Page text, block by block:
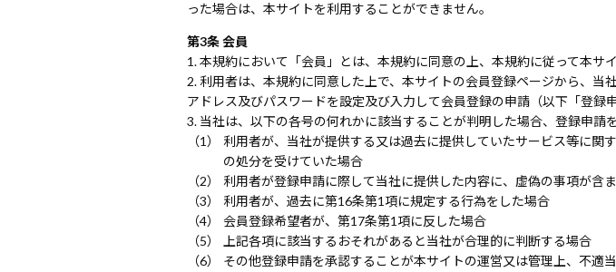
った場合は、本サイトを利用することができません。
第3条 会員
本規約において「会員」とは、本規約に同意の上、本規約に従って本サ
利用者は、本規約に同意した上で、本サイトの会員登録ページから、
アドレス及びパスワードを設定及び入力して会員登録の申請（以下「登録
当社は、以下の各号の何れかに該当することが判明した場合、登録申請
利用者が、当社が提供する又は過去に提供していたサービス等に関
の処分を受けていた場合
利用者が登録申請に際して当社に提供した内容に、虚偽の事項が含
利用者が、過去に第16条第1項に規定する行為をした場合
会員登録希望者が、第17条第1項に反した場合
上記各項に該当するおそれがあると当社が合理的に判断する場合
その他登録申請を承認することが本サイトの運営又は管理上、不適